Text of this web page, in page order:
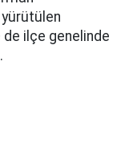
ilçe genelinde